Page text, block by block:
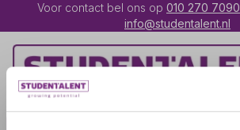
Voor contact bel ons op 010 270 7090
info@studentalent.nl